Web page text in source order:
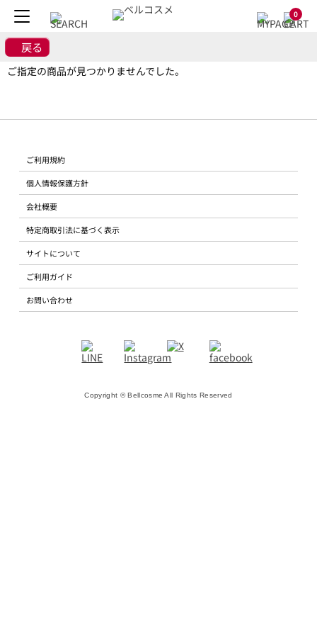
0
戻る
ご指定の商品が見つかりませんでした。
ご利用規約
個人情報保護方針
会社概要
特定商取引法に基づく表示
サイトについて
ご利用ガイド
お問い合わせ
Copyright © Bellcosme All Rights Reserved